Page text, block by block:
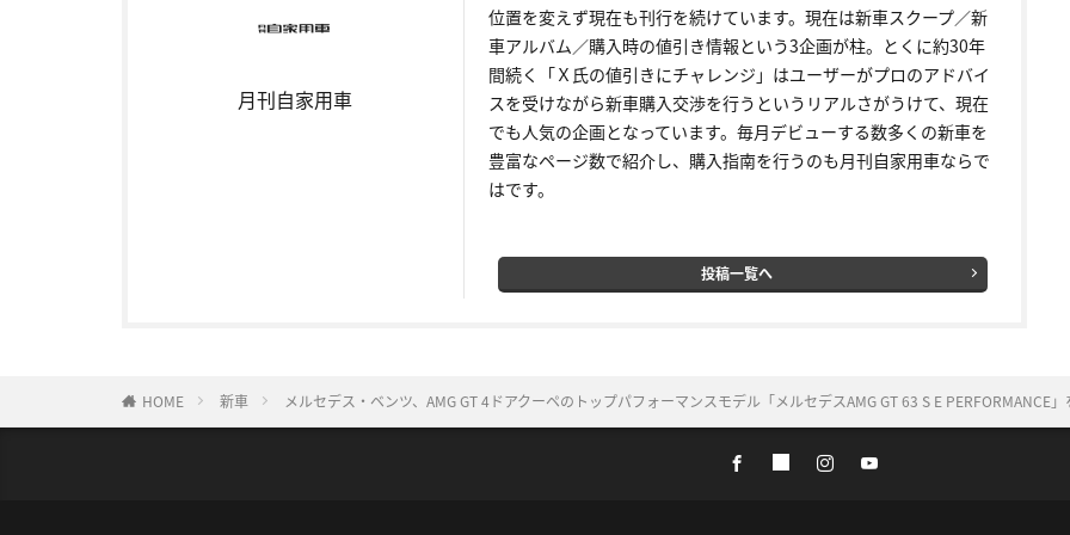
月刊自家用車
位置を変えず現在も刊行を続けています。現在は新車スクープ／新
車アルバム／購入時の値引き情報という3企画が柱。とくに約30年
間続く「Ｘ氏の値引きにチャレンジ」はユーザーがプロのアドバイ
スを受けながら新車購入交渉を行うというリアルさがうけて、現在
でも人気の企画となっています。毎月デビューする数多くの新車を
豊富なページ数で紹介し、購入指南を行うのも月刊自家用車ならで
はです。
投稿一覧へ
HOME 新車 メルセデス・ベンツ、AMG GT 4ドアクーペのトップパフォーマンスモデル「メルセデスAMG GT 63 S E PERFORMANCE